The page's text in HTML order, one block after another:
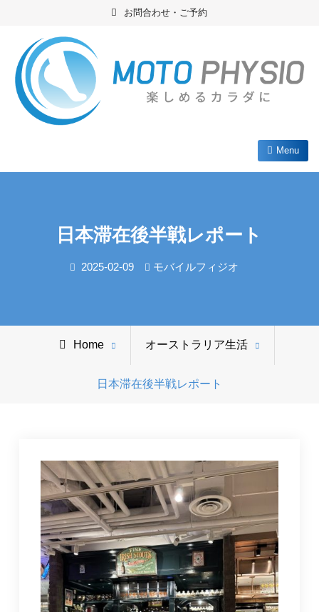
content
お問合わせ・ご予約
ブリスベンのフィジオ Moto Physio
Menu
日本滞在後半戦レポート
2025-02-09 モバイルフィジオ
Home オーストラリア生活
日本滞在後半戦レポート